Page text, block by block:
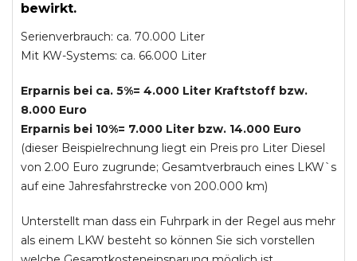
bewirkt.
Serienverbrauch: ca. 70.000 Liter
Mit KW-Systems: ca. 66.000 Liter
Erparnis bei ca. 5%= 4.000 Liter Kraftstoff bzw.
8.000 Euro
Erparnis bei 10%= 7.000 Liter bzw. 14.000 Euro
(dieser Beispielrechnung liegt ein Preis pro Liter Diesel
von 2.00 Euro zugrunde; Gesamtverbrauch eines LKW`s
auf eine Jahresfahrstrecke von 200.000 km)
Unterstellt man dass ein Fuhrpark in der Regel aus mehr
als einem LKW besteht so können Sie sich vorstellen